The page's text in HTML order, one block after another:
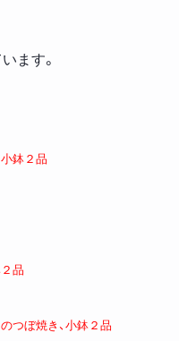
ます。
小鉢２品
品
つぼ焼き、小鉢２品